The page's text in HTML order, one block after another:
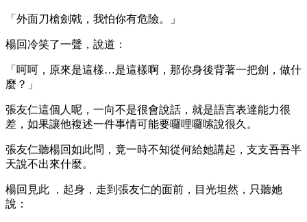
「外面刀槍劍戟，我怕你有危險。」
楊回冷笑了一聲，說道：
「呵呵，原來是這樣…是這樣啊，那你身後背著一把劍，做什
麼？」
張友仁這個人呢，一向不是很會說話，就是語言表達能力很
差，如果讓他複述一件事情可能要囉哩囉嗦說很久。
張友仁聽楊回如此問，竟一時不知從何給她講起，支支吾吾半
天說不出來什麼。
楊回見此 ，起身，走到張友仁的面前，目光坦然，只聽她
說：